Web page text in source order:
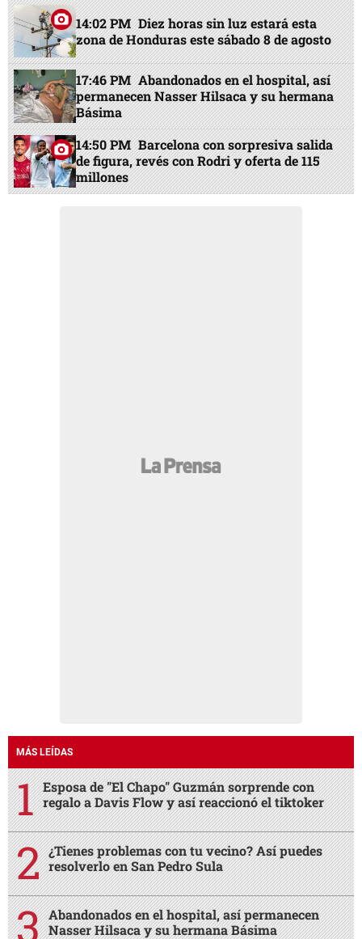
14:02 PM Diez horas sin luz estará esta
zona de Honduras este sábado 8 de agosto
17:46 PM Abandonados en el hospital, así
permanecen Nasser Hilsaca y su hermana
Básima
14:50 PM Barcelona con sorpresiva salida
de figura, revés con Rodri y oferta de 115
millones
MÁS LEÍDAS
Esposa de "El Chapo" Guzmán sorprende con
regalo a Davis Flow y así reaccionó el tiktoker
¿Tienes problemas con tu vecino? Así puedes
resolverlo en San Pedro Sula
Abandonados en el hospital, así permanecen
Nasser Hilsaca y su hermana Básima